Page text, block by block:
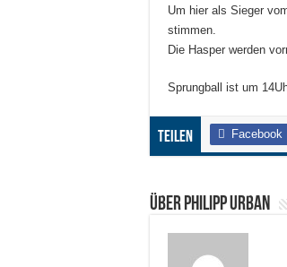
Um hier als Sieger
stimmen.
Die Hasper werden
Sprungball ist um
Teilen Facebook
Über Philipp Urban